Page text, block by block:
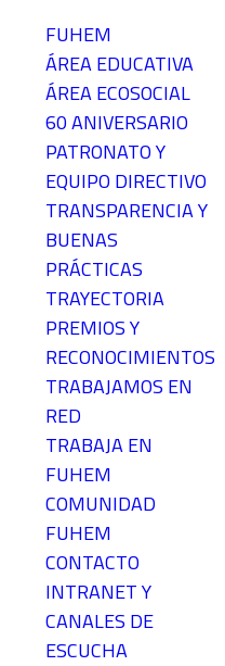
FUHEM
ÁREA EDUCATIVA
ÁREA ECOSOCIAL
60 ANIVERSARIO
PATRONATO Y
EQUIPO DIRECTIVO
TRANSPARENCIA Y
BUENAS
PRÁCTICAS
TRAYECTORIA
PREMIOS Y
RECONOCIMIENTOS
TRABAJAMOS EN
RED
TRABAJA EN
FUHEM
COMUNIDAD
FUHEM
CONTACTO
INTRANET Y
CANALES DE
ESCUCHA